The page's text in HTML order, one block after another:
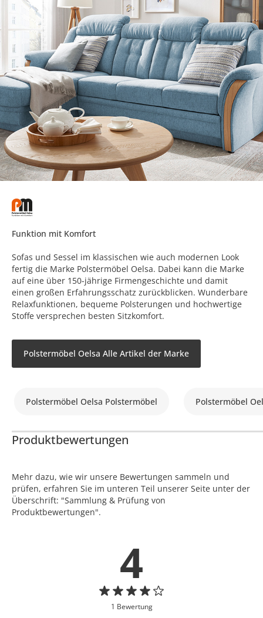
Funktion mit Komfort
Sofas und Sessel im klassischen wie auch modernen Look
fertig die Marke Polstermöbel Oelsa. Dabei kann die Marke
auf eine über 150-jährige Firmengeschichte und damit
einen großen Erfahrungsschatz zurückblicken. Wunderbare
Relaxfunktionen, bequeme Polsterungen und hochwertige
Stoffe versprechen besten Sitzkomfort.
Polstermöbel Oelsa Alle Artikel der Marke
Polstermöbel Oelsa Polstermöbel Polstermöbel
Produktbewertungen
Mehr dazu, wie wir unsere Bewertungen sammeln und
prüfen, erfahren Sie im unteren Teil unserer Seite unter der
Überschrift: "Sammlung & Prüfung von
Produktbewertungen".
4
1 Bewertung